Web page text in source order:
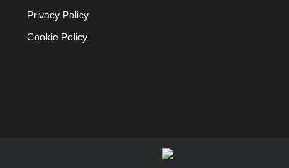
Privacy Policy
Cookie Policy